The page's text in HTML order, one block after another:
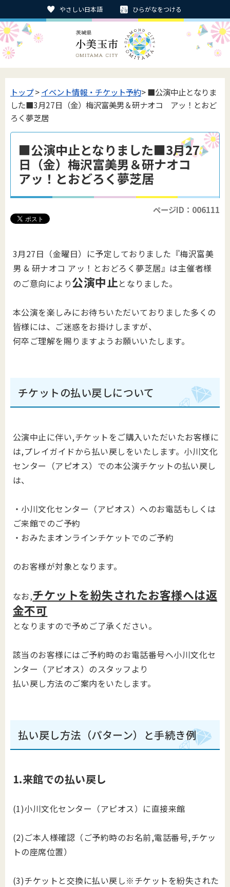
やさしい日本語 ひらがなをつける
トップ>イベント情報・チケット予約> ■公演中止となりま
した■3月27日（金）梅沢富美男＆研ナオコ アッ！とおど
ろく夢芝居
■公演中止となりました■3月27
日（金）梅沢富美男＆研ナオコ
アッ！とおどろく夢芝居
ページID：006111
3月27日（金曜日）に予定しておりました『梅沢富美
男 & 研ナオコ アッ！とおどろく夢芝居』は主催者様
のご意向により公演中止となりました。
本公演を楽しみにお待ちいただいておりました多くの
皆様には、ご迷惑をお掛けしますが、
何卒ご理解を賜りますようお願いいたします。
チケットの払い戻しについて
公演中止に伴い,チケットをご購入いただいたお客様に
は,プレイガイドから払い戻しをいたします。小川文化
センター（アピオス）での本公演チケットの払い戻し
は、
・小川文化センター（アピオス）へのお電話もしくは
ご来館でのご予約
・おみたまオンラインチケットでのご予約
のお客様が対象となります。
なお,チケットを紛失されたお客様へは返
金不可
となりますので予めご了承ください。
該当のお客様にはご予約時のお電話番号へ小川文化セ
ンター（アピオス）のスタッフより
払い戻し方法のご案内をいたします。
払い戻し方法（パターン）と手続き例
1.来館での払い戻し
(1)小川文化センター（アピオス）に直接来館
(2)ご本人様確認（ご予約時のお名前,電話番号,チケッ
トの座席位置）
(3)チケットと交換に払い戻し※チケットを紛失された